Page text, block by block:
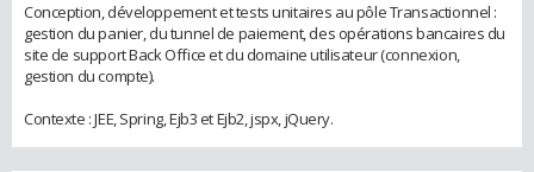
Conception, développement et tests unitaires au pôle Transactionnel :
gestion du panier, du tunnel de paiement, des opérations bancaires du
site de support Back Office et du domaine utilisateur (connexion,
gestion du compte).
Contexte : JEE, Spring, Ejb3 et Ejb2, jspx, jQuery.